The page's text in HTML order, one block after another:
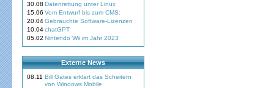
30.08 Datenrettung unter Linux
15.06 Vom Entwurf bis zum CMS:
20.04Gebrauchte Software-Lizenzen
10.04chatGPT
05.02 Nintendo Wii im Jahr 2023
Externe News
08.11 Bill Gates erklärt das Scheitern
von Windows Mobile